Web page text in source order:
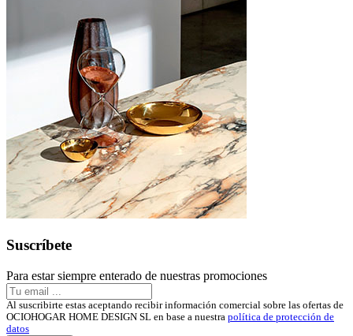
Suscríbete
Para estar siempre enterado de nuestras promociones
Al suscribirte estas aceptando recibir información comercial sobre las ofertas de
OCIOHOGAR HOME DESIGN SL en base a nuestra política de protección de
datos